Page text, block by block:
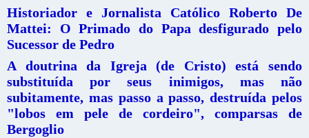
Historiador e Jornalista Católico Roberto De
Mattei: O Primado do Papa desfigurado pelo
Sucessor de Pedro
A doutrina da Igreja (de Cristo) está sendo
substituída por seus inimigos, mas não
subitamente, mas passo a passo, destruída pelos
"lobos em pele de cordeiro", comparsas de
Bergoglio